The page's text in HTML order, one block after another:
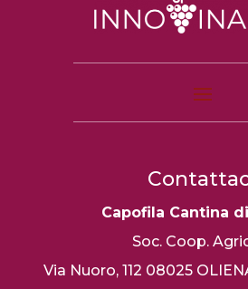
Capofila Cantina
Soc. Coop.
Via Nuoro, 112 08025